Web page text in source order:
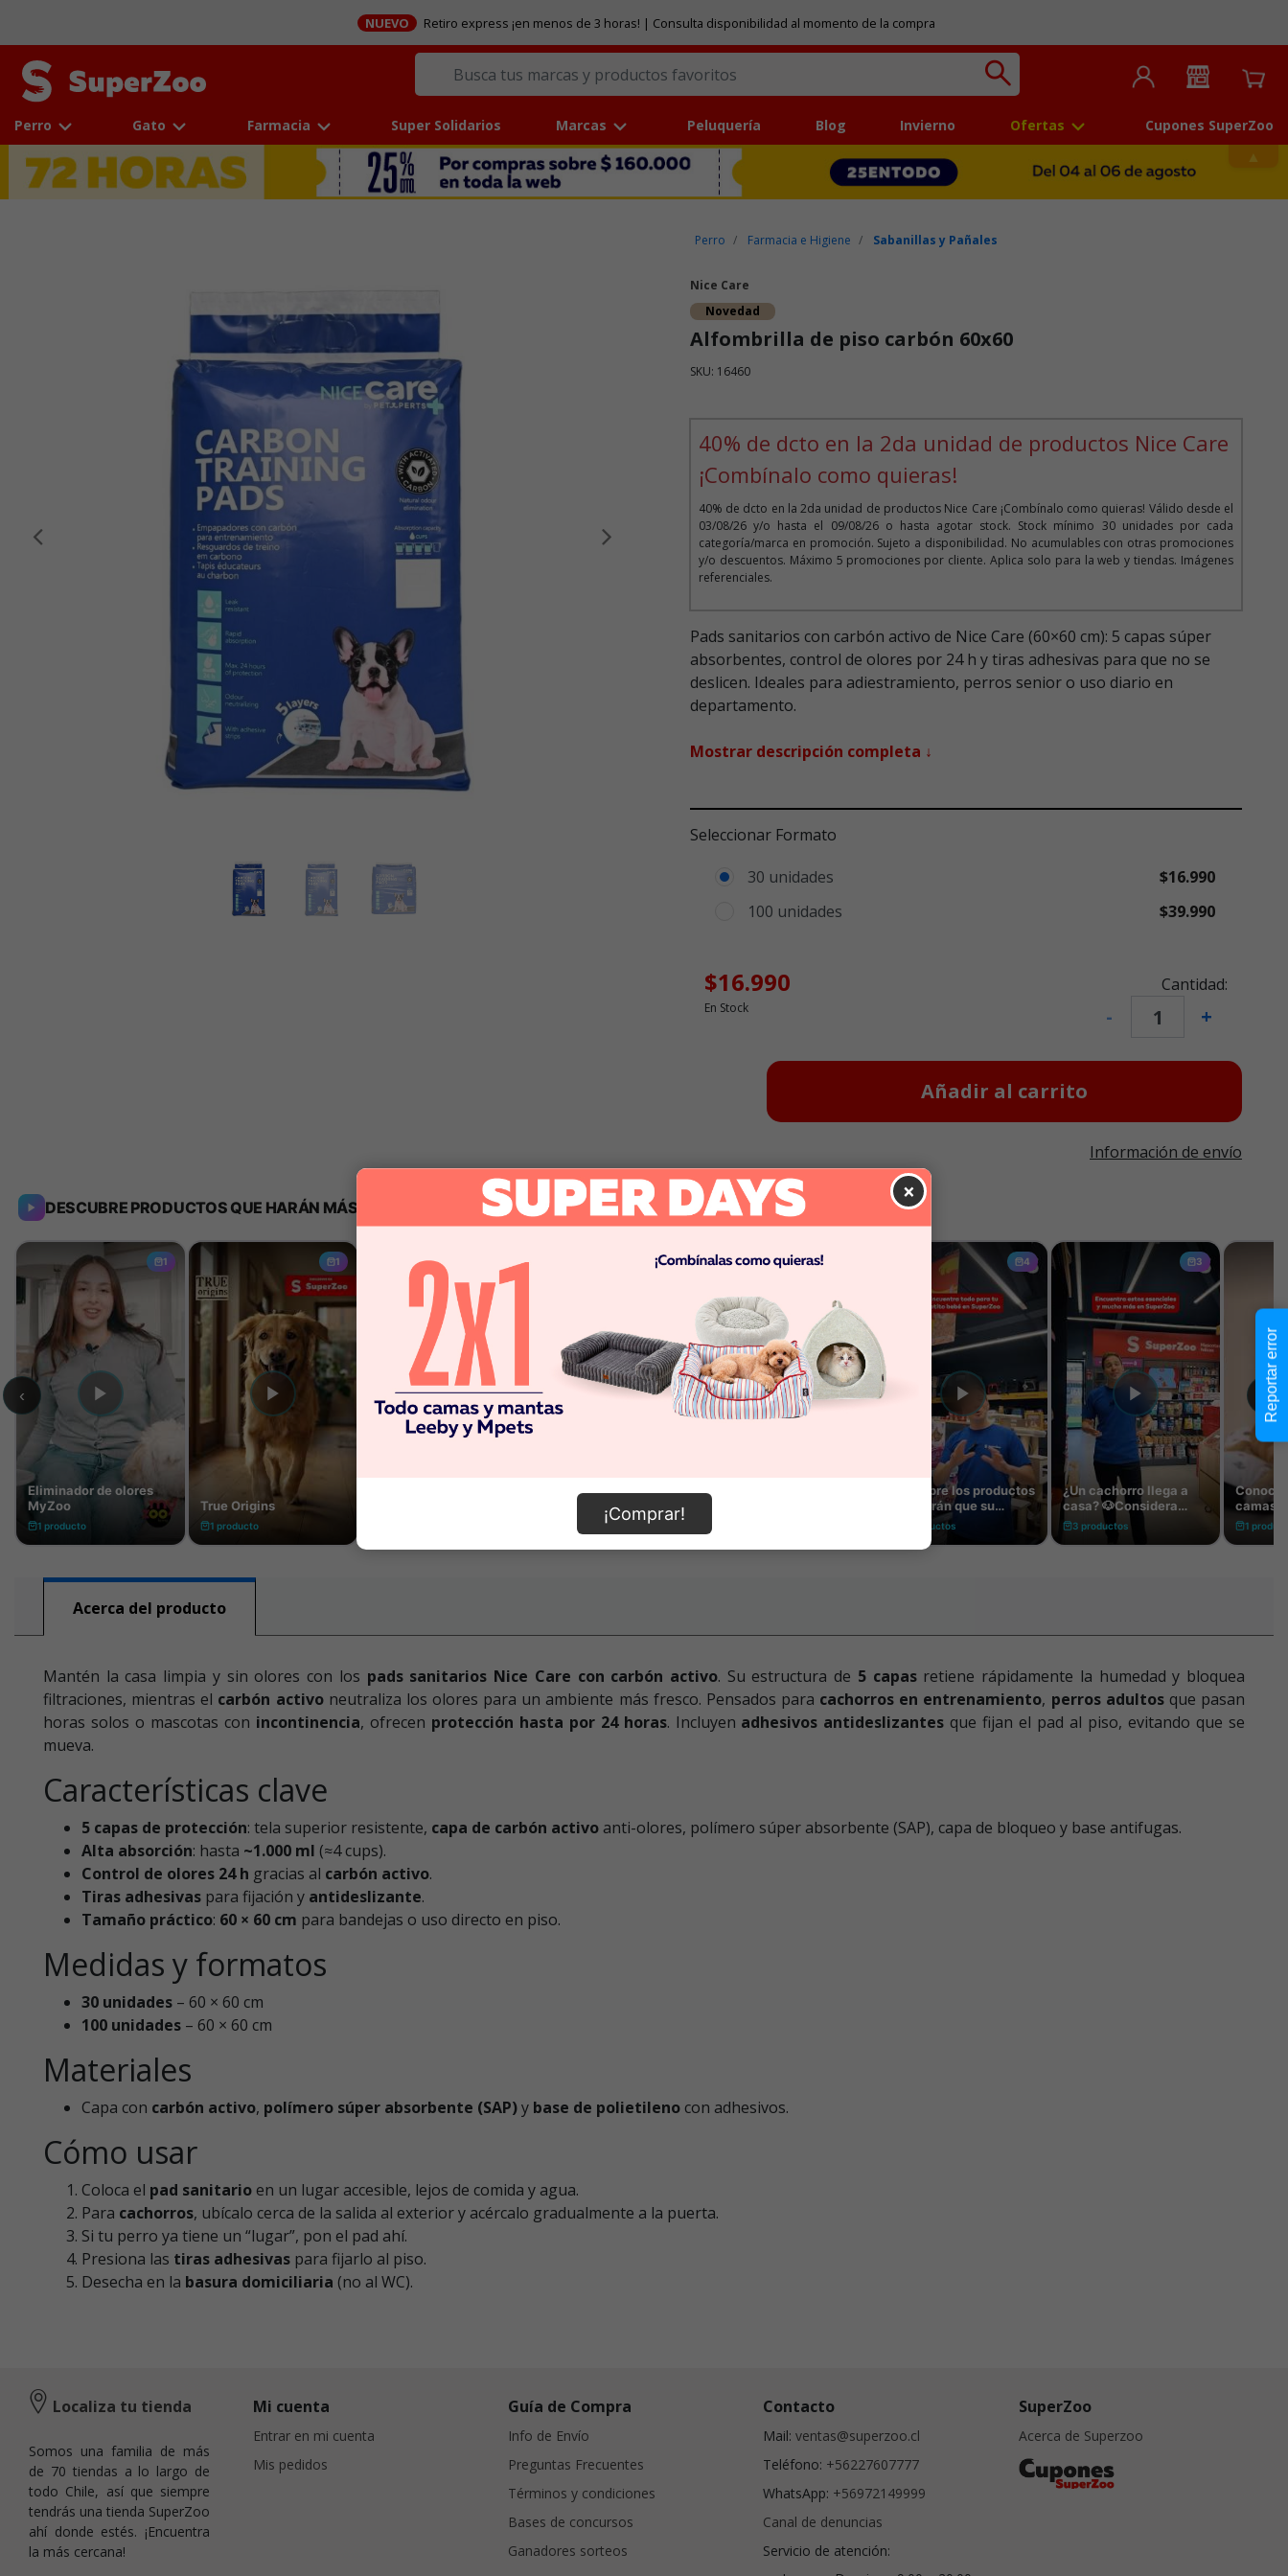
NUEVO Retiro express ¡en menos de 3 horas! | Consulta disponibilidad al momento de la compra
Perro Gato Farmacia Super Solidarios Marcas Peluquería Blog Invierno Ofertas Cupones SuperZoo
Anterior
Perro Farmacia e Higiene Sabanillas y Pañales
Nice Care
Novedad
Alfombrilla de piso carbón 60x60
SKU: 16460
40% de dcto en la 2da unidad de productos Nice Care
¡Combínalo como quieras!
40% de dcto en la 2da unidad de productos Nice Care ¡Combínalo como quieras! Válido desde el
03/08/26 y/o hasta el 09/08/26 o hasta agotar stock. Stock mínimo 30 unidades por cada
categoría/marca en promoción. Sujeto a disponibilidad. No acumulables con otras promociones
y/o descuentos. Máximo 5 promociones por cliente. Aplica solo para la web y tiendas. Imágenes
referenciales.
Pads sanitarios con carbón activo de Nice Care (60×60 cm): 5 capas súper
absorbentes, control de olores por 24 h y tiras adhesivas para que no se
deslicen. Ideales para adiestramiento, perros senior o uso diario en
departamento.
Mostrar descripción completa ↓
Seleccionar Formato
30 unidades
$16.990
100 unidades
$39.990
Cantidad:
- +
$16.990
En Stock
Añadir al carrito
Información de envío
Acerca del producto
Mantén la casa limpia y sin olores con los pads sanitarios Nice Care con carbón activo. Su estructura de 5 capasretiene rápidamente la humedad y bloquea
filtraciones, mientras el carbón activoneutraliza los olores para un ambiente más fresco. Pensados para cachorros en entrenamiento, perros adultosque pasan
horas solos o mascotas con incontinencia, ofrecen protección hasta por 24 horas. Incluyen adhesivos antideslizantes que fijan el pad al piso, evitando que se
mueva.
Características clave
5 capas de protección: tela superior resistente, capa de carbón activo anti-olores, polímero súper absorbente (SAP), capa de bloqueo y base antifugas.
Alta absorción: hasta ~1.000 ml (≈4 cups).
Control de olores 24 h gracias al carbón activo.
Tiras adhesivas para fijación y antideslizante.
Tamaño práctico: 60 × 60 cm para bandejas o uso directo en piso.
Medidas y formatos
30 unidades – 60 × 60 cm
100 unidades – 60 × 60 cm
Materiales
Capa con carbón activo, polímero súper absorbente (SAP)y base de polietileno con adhesivos.
Cómo usar
Coloca el pad sanitario en un lugar accesible, lejos de comida y agua.
Para cachorros, ubícalo cerca de la salida al exterior y acércalo gradualmente a la puerta.
Si tu perro ya tiene un “lugar”, pon el pad ahí.
Presiona las tiras adhesivas para fijarlo al piso.
Desecha en la basura domiciliaria (no al WC).
×
¡Comprar!
Localiza tu tienda
Somos una familia de más
de 70 tiendas a lo largo de
todo Chile, así que siempre
tendrás una tienda SuperZoo
ahí donde estés. ¡Encuentra
la más cercana!
Mi cuenta
Entrar en mi cuenta
Mis pedidos
Guía de Compra
Info de Envío
Preguntas Frecuentes
Términos y condiciones
Bases de concursos
Ganadores sorteos
Contacto
Mail: ventas@superzoo.cl
Teléfono: +56227607777
WhatsApp: +56972149999
Canal de denuncias
Servicio de atención:
SuperZoo
Acerca de Superzoo
Reportar error